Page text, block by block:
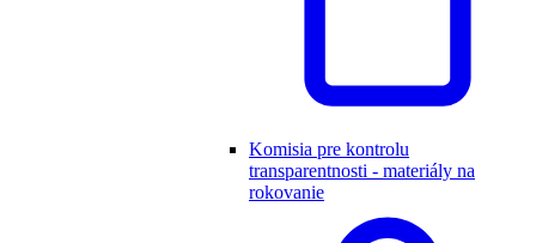
Komisia pre kontrolu
transparentnosti - materiály na
rokovanie